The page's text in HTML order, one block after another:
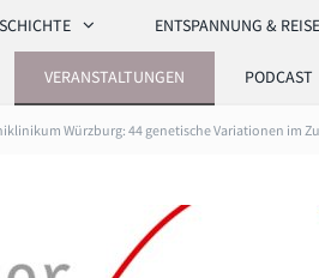
ENTSPANNUNG &
VERANSTALTUNGEN PODCAST
Würzburg: 44 genetische Variationen im